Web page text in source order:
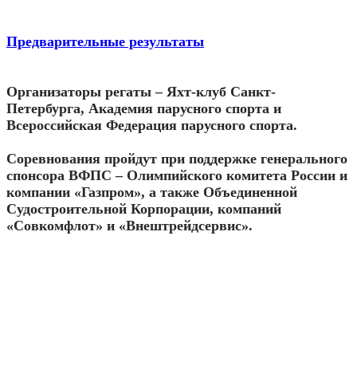
Предварительные результаты
Организаторы регаты – Яхт-клуб Санкт-
Петербурга, Академия парусного спорта и
Всероссийская Федерация парусного спорта.
Соревнования пройдут при поддержке генерального
спонсора ВФПС – Олимпийского комитета России и
компании «Газпром», а также Объединенной
Судостроительной Корпорации, компаний
«Совкомфлот» и «Внештрейдсервис».